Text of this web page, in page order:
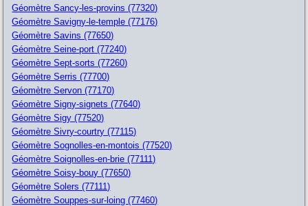
Géomètre Sancy-les-provins (77320)
Géomètre Savigny-le-temple (77176)
Géomètre Savins (77650)
Géomètre Seine-port (77240)
Géomètre Sept-sorts (77260)
Géomètre Serris (77700)
Géomètre Servon (77170)
Géomètre Signy-signets (77640)
Géomètre Sigy (77520)
Géomètre Sivry-courtry (77115)
Géomètre Sognolles-en-montois (77520)
Géomètre Soignolles-en-brie (77111)
Géomètre Soisy-bouy (77650)
Géomètre Solers (77111)
Géomètre Souppes-sur-loing (77460)